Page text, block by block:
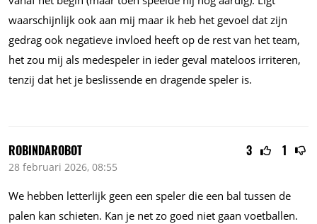
waarschijnlijk ook aan mij maar ik heb het gevoel dat zijn
gedrag ook negatieve invloed heeft op de rest van het team,
het zou mij als medespeler in ieder geval mateloos irriteren,
tenzij dat het je beslissende en dragende speler is.
3 1
ROBINDAROBOT
28 februari 2026, 08:55
We hebben letterlijk geen een speler die een bal tussen de
palen kan schieten. Kan je net zo goed niet gaan voetballen.